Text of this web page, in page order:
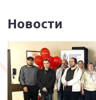
Новости